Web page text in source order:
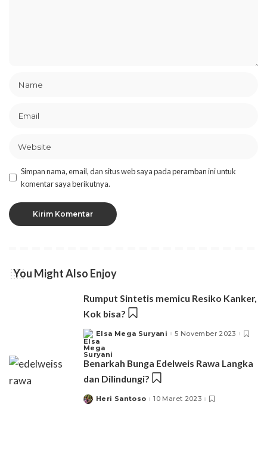
Simpan nama, email, dan situs web saya pada peramban ini untuk
komentar saya berikutnya.
You Might Also Enjoy
Rumput Sintetis memicu Resiko Kanker,
Kok bisa?
Posted
by
Elsa Mega Suryani 5 November 2023
Benarkah Bunga Edelweis Rawa Langka
dan Dilindungi?
PostedHeri Santoso 10 Maret 2023